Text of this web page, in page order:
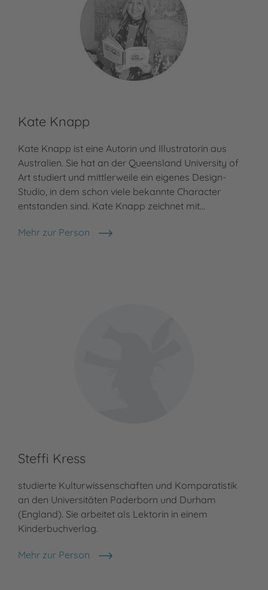
Kate Knapp
Kate Knapp ist eine Autorin und Illustratorin aus
Australien. Sie hat an der Queensland University of
Art studiert und mittlerweile ein eigenes Design-
Studio, in dem schon viele bekannte Character
entstanden sind. Kate Knapp zeichnet mit…
Mehr zur Person
Kate Knapp
Steffi Kress
studierte Kulturwissenschaften und Komparatistik
an den Universitäten Paderborn und Durham
(England). Sie arbeitet als Lektorin in einem
Kinderbuchverlag.
Mehr zur Person
Steffi Kress